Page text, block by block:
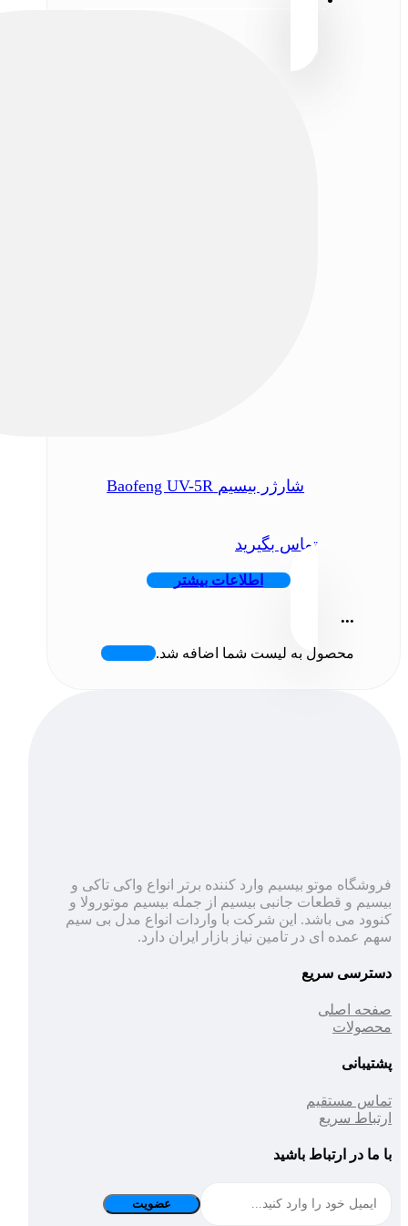
شارژر بیسیم Baofeng UV-5R
تماس بگیرید
اطلاعات بیشتر
...
محصول به لیست شما اضافه شد.
فروشگاه موتو بیسیم وارد کننده برتر انواع واکی تاکی و
بیسیم و قطعات جانبی بیسیم از جمله بیسیم موتورولا و
کنوود می باشد. این شرکت با واردات انواع مدل بی سیم
سهم عمده ای در تامین نیاز بازار ایران دارد.
دسترسی سریع
صفحه اصلی
محصولات
پشتیبانی
تماس مستقیم
ارتباط سریع
با ما در ارتباط باشید
عضویت